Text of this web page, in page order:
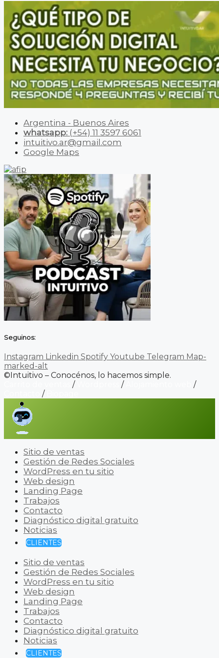
Argentina - Buenos Aires
whatsapp: (+54) 11 3597 6061
intuitivo.ar@gmail.com
Google Maps
Seguinos:
Instagram Linkedin Spotify Youtube Telegram Map-
marked-alt
©Intuitivo – Conocénos, lo hacemos simple.
/ /
/
/
Sitio de ventas
Gestión de Redes Sociales
WordPress en tu sitio
Web design
Landing Page
Trabajos
Contacto
Diagnóstico digital gratuito
Noticias
CLIENTES
Sitio de ventas
Gestión de Redes Sociales
WordPress en tu sitio
Web design
Landing Page
Trabajos
Contacto
Diagnóstico digital gratuito
Noticias
CLIENTES